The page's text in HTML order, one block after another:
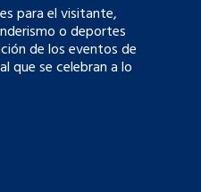
para el visitante,
o deportes
de los eventos de
que se celebran a lo